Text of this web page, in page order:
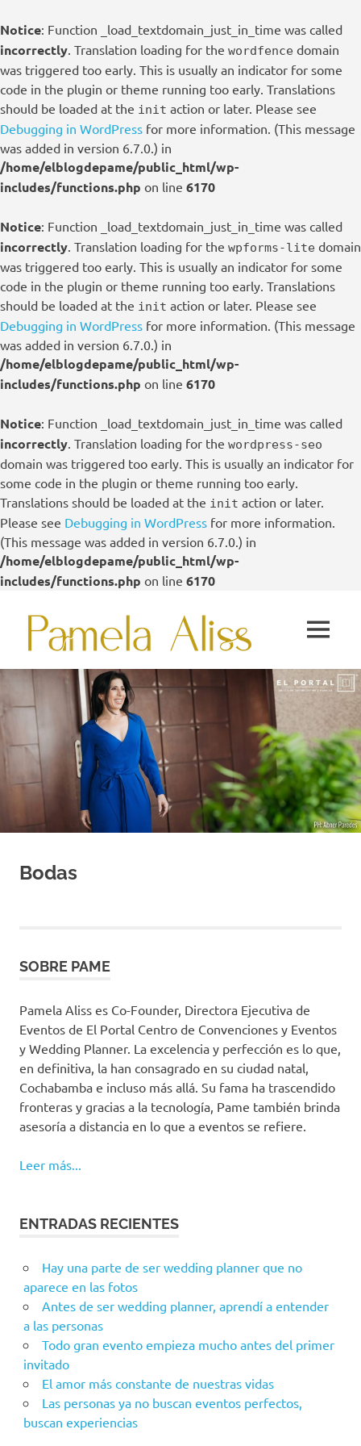
Notice: Function _load_textdomain_just_in_time was called
incorrectly. Translation loading for the wordfence domain
was triggered too early. This is usually an indicator for some
code in the plugin or theme running too early. Translations
should be loaded at the init action or later. Please see
Debugging in WordPress for more information. (This message
was added in version 6.7.0.) in
/home/elblogdepame/public_html/wp-
includes/functions.php on line 6170
Notice: Function _load_textdomain_just_in_time was called
incorrectly. Translation loading for the wpforms-lite domain
was triggered too early. This is usually an indicator for some
code in the plugin or theme running too early. Translations
should be loaded at the init action or later. Please see
Debugging in WordPress for more information. (This message
was added in version 6.7.0.) in
/home/elblogdepame/public_html/wp-
includes/functions.php on line 6170
Notice: Function _load_textdomain_just_in_time was called
incorrectly. Translation loading for the wordpress-seo
domain was triggered too early. This is usually an indicator for
some code in the plugin or theme running too early.
Translations should be loaded at the init action or later.
Please see Debugging in WordPress for more information.
(This message was added in version 6.7.0.) in
/home/elblogdepame/public_html/wp-
includes/functions.php on line 6170
contenido
Pame
Aliss
–
Portal
de
Convenciones
y
Eventos
MENÚ
Bodas
SOBRE PAME
Pamela Aliss es Co-Founder, Directora Ejecutiva de
Eventos de El Portal Centro de Convenciones y Eventos
y Wedding Planner. La excelencia y perfección es lo que,
en definitiva, la han consagrado en su ciudad natal,
Cochabamba e incluso más allá. Su fama ha trascendido
fronteras y gracias a la tecnología, Pame también brinda
asesoría a distancia en lo que a eventos se refiere.
Leer más...
ENTRADAS RECIENTES
Hay una parte de ser wedding planner que no
aparece en las fotos
Antes de ser wedding planner, aprendí a entender
a las personas
Todo gran evento empieza mucho antes del primer
invitado
El amor más constante de nuestras vidas
Las personas ya no buscan eventos perfectos,
buscan experiencias